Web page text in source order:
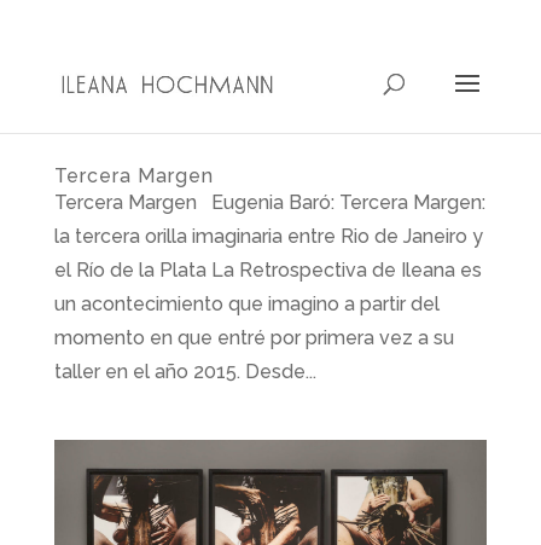
Tercera Margen
Tercera Margen Eugenia Baró: Tercera Margen:
la tercera orilla imaginaria entre Rio de Janeiro y
el Río de la Plata La Retrospectiva de Ileana es
un acontecimiento que imagino a partir del
momento en que entré por primera vez a su
taller en el año 2015. Desde...